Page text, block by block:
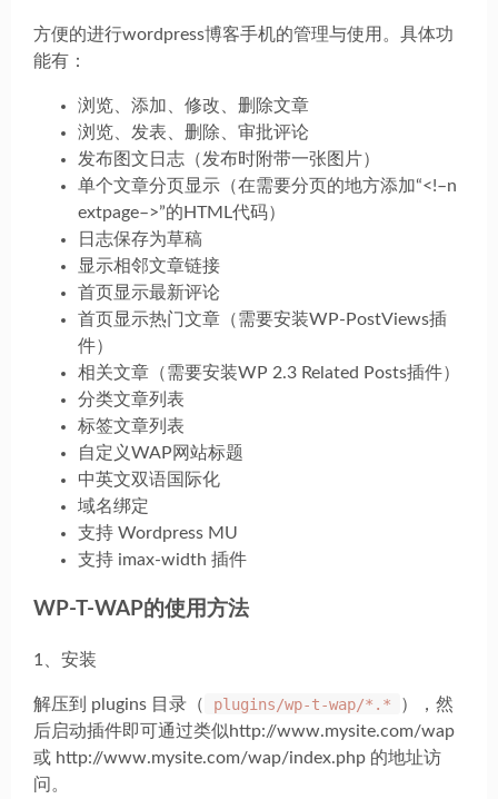
方便的进行wordpress博客手机的管理与使用。具体功
能有：
浏览、添加、修改、删除文章
浏览、发表、删除、审批评论
发布图文日志（发布时附带一张图片）
单个文章分页显示（在需要分页的地方添加“<!–n
extpage–>”的HTML代码）
日志保存为草稿
显示相邻文章链接
首页显示最新评论
首页显示热门文章（需要安装WP-PostViews插
件）
相关文章（需要安装WP 2.3 Related Posts插件）
分类文章列表
标签文章列表
自定义WAP网站标题
中英文双语国际化
域名绑定
支持 Wordpress MU
支持 imax-width 插件
WP-T-WAP的使用方法
1、安装
解压到 plugins 目录（ plugins/wp-t-wap/*.*
），然
后启动插件即可通过类似http://www.mysite.com/wap
或 http://www.mysite.com/wap/index.php 的地址访
问。